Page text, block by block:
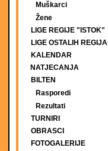
Muškarci
Žene
LIGE REGIJE "ISTOK"
LIGE OSTALIH REGIJA
KALENDAR
NATJECANJA
BILTEN
Rasporedi
Rezultati
TURNIRI
OBRASCI
FOTOGALERIJE